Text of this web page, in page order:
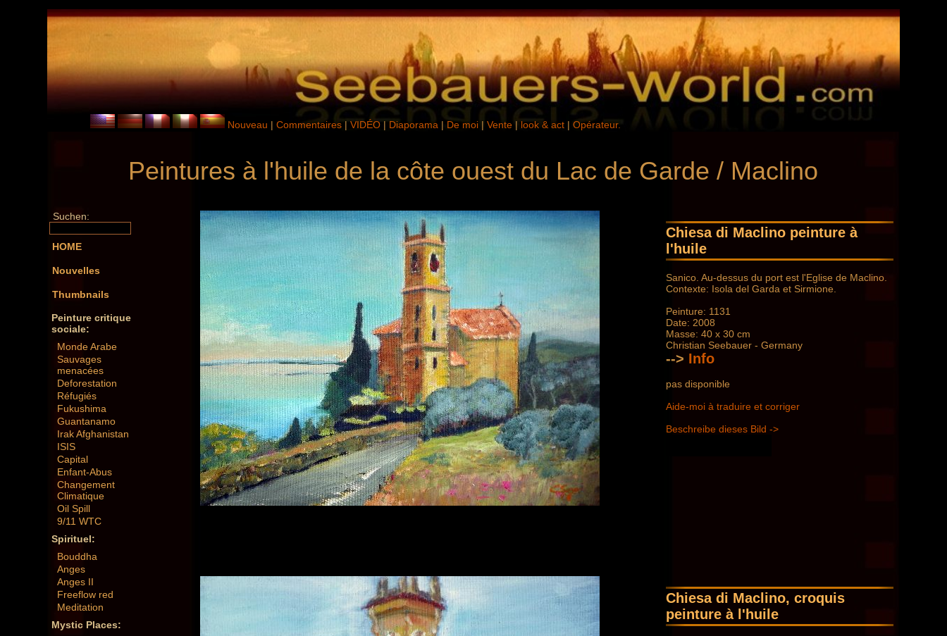
Nouveau | Commentaires| VIDÉO| Diaporama| De moi| Vente| look & act | Opérateur.
Peintures à l'huile de la côte ouest du Lac de Garde / Maclino
Suchen:
HOME
Nouvelles
Thumbnails
Peinture critique
sociale:
Monde Arabe
Sauvages
menacées
Deforestation
Réfugiés
Fukushima
Guantanamo
Irak Afghanistan
ISIS
Capital
Enfant-Abus
Changement
Climatique
Oil Spill
9/11 WTC
Spirituel:
Bouddha
Anges
Anges II
Freeflow red
Meditation
Mystic Places:
Chiesa di Maclino peinture à
l'huile
Sanico. Au-dessus du port est l'Eglise de Maclino.
Contexte: Isola del Garda et Sirmione.
Peinture: 1131
Date: 2008
Masse: 40 x 30 cm
Christian Seebauer - Germany
--> Info
pas disponible
Aide-moi à traduire et corriger
Beschreibe dieses Bild ->
Chiesa di Maclino, croquis
peinture à l'huile